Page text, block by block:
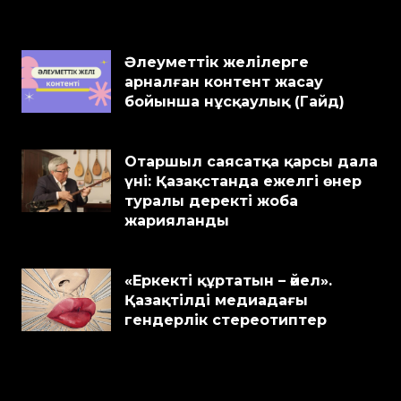
Әлеуметтік желілерге
арналған контент жасау
бойынша нұсқаулық (Гайд)
Отаршыл саясатқа қарсы дала
үні: Қазақстанда ежелгі өнер
туралы деректі жоба
жарияланды
«Еркекті құртатын – әйел».
Қазақтілді медиадағы
гендерлік стереотиптер